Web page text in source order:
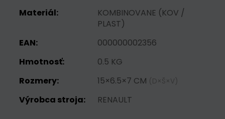
Materiál:
KOMBINOVANE (KOV /
PLAST)
EAN:
000000002356
Hmotnosť:
0.5 KG
Rozmery:
15×6.5×7 CM (D×Š×V)
Výrobca stroja: RENAULT